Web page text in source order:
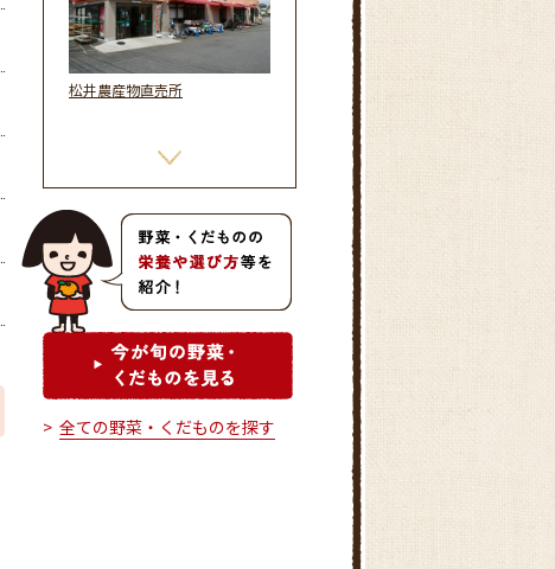
松井農産物直売所
ファ－マ－ズショップ「こぐれ
村」
全ての野菜・くだものを探す